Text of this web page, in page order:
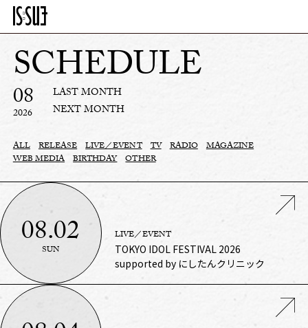
SCHEDULE
08
2026
LAST MONTH
NEXT MONTH
ALL RELEASE LIVE／EVENT TV RADIO MAGAZINE
WEB MEDIA BIRTHDAY OTHER
08.02
SUN
LIVE／EVENT
TOKYO IDOL FESTIVAL 2026
supported by にしたんクリニック